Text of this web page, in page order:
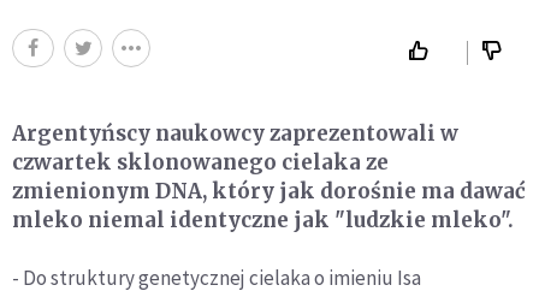
Argentyńscy naukowcy zaprezentowali w
czwartek sklonowanego cielaka ze
zmienionym DNA, który jak dorośnie ma dawać
mleko niemal identyczne jak "ludzkie mleko".
- Do struktury genetycznej cielaka o imieniu Isa